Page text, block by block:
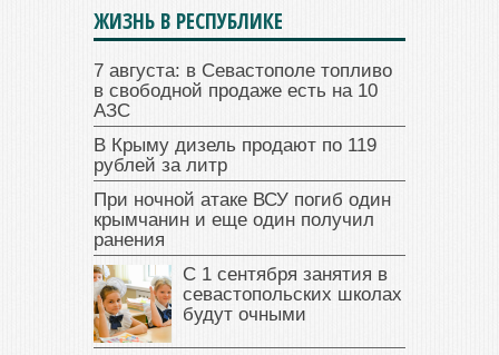
ЖИЗНЬ В РЕСПУБЛИКЕ
7 августа: в Севастополе топливо
в свободной продаже есть на 10
АЗС
В Крыму дизель продают по 119
рублей за литр
При ночной атаке ВСУ погиб один
крымчанин и еще один получил
ранения
С 1 сентября занятия в
севастопольских школах
будут очными